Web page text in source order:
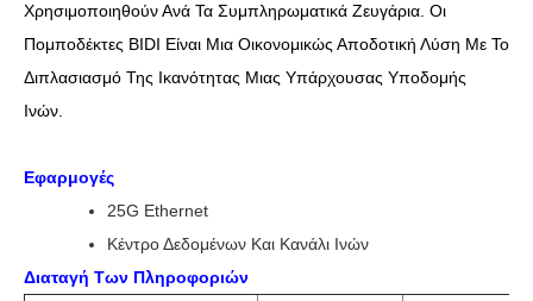
Χρησιμοποιηθούν Ανά Τα Συμπληρωματικά Ζευγάρια. Οι
Πομποδέκτες BIDI Είναι Μια Οικονομικώς Αποδοτική Λύση Με Το
Διπλασιασμό Της Ικανότητας Μιας Υπάρχουσας Υποδομής
Ινών.
Εφαρμογές
25G Ethernet
Κέντρο Δεδομένων Και Κανάλι Ινών
Διαταγή Των Πληροφοριών